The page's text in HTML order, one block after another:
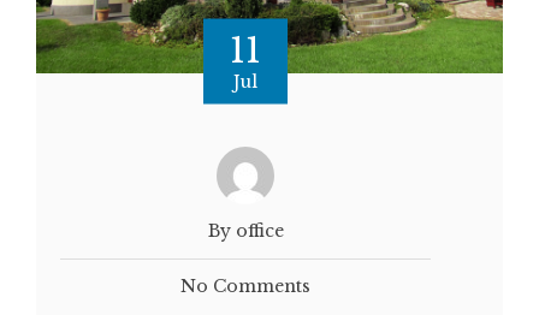
11
Jul
By office
No Comments